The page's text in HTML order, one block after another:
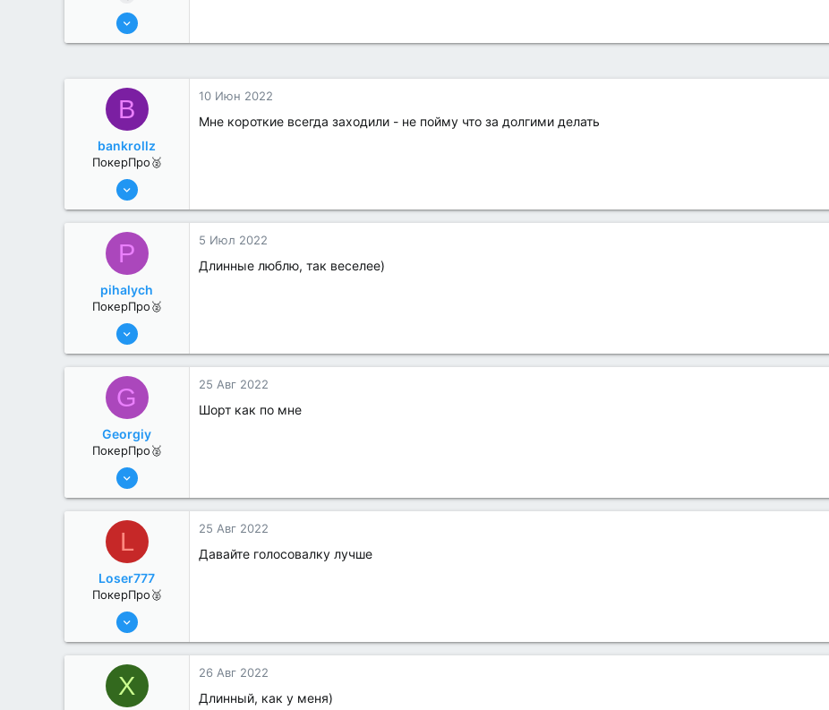
6 Июн 2022
B
bankrollz
ПокерПро🥈
8 Июн 2022
0
10 Июн 2022
Мне короткие всегда заходили - не пойму что за долгими делать
P
pihalych
ПокерПро🥈
6 Июн 2022
1
5 Июл 2022
Длинные люблю, так веселее)
G
Georgiy
ПокерПро🥈
13 Июн 2022
1
25 Авг 2022
Шорт как по мне
L
Loser777
ПокерПро🥈
13 Июн 2022
0
25 Авг 2022
Давайте голосовалку лучше
X 26 Авг 2022
Длинный, как у меня)